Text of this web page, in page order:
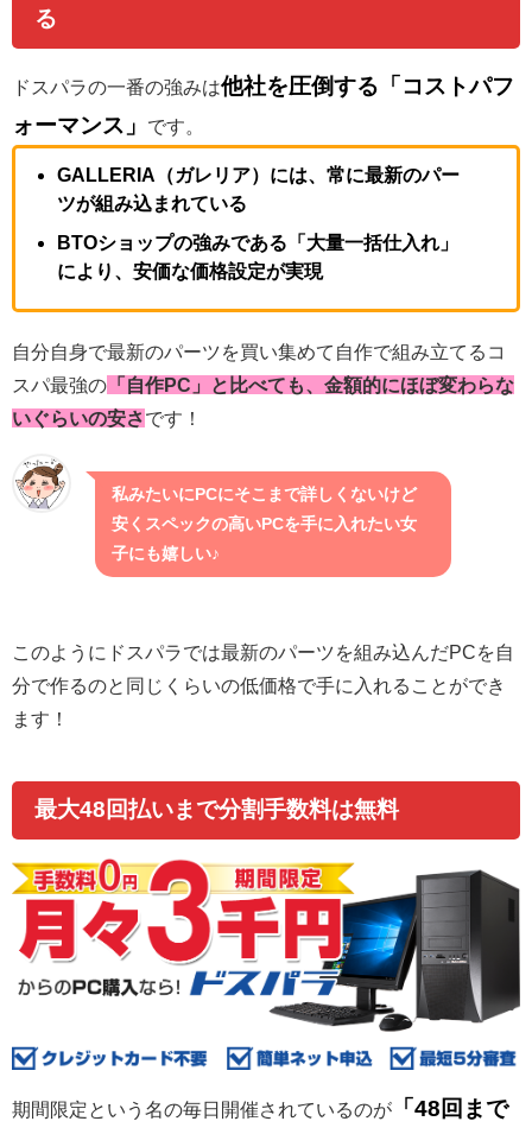
る
ドスパラの一番の強みは他社を圧倒する「コストパフ
ォーマンス」
です。
GALLERIA（ガレリア）には、常に最新のパー
ツが組み込まれている
BTOショップの強みである「大量一括仕入れ」
により、安価な価格設定が実現
自分自身で最新のパーツを買い集めて自作で組み立てるコ
スパ最強の 「自作PC」と比べても、金額的にほぼ変わらな
いぐらいの安さです！
私みたいにPCにそこまで詳しくないけど
安くスペックの高いPCを手に入れたい女
子にも嬉しい♪
このようにドスパラでは最新のパーツを組み込んだPCを自
分で作るのと同じくらいの低価格で手に入れることができ
ます！
最大48回払いまで分割手数料は無料
期間限定という名の毎日開催されているのが 「48回まで